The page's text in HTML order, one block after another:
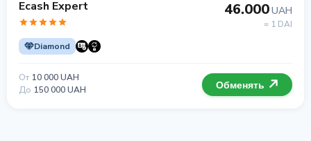
Ecash Expert
Diamond
46.000UAH
= 1 DAI
От 10 000 UAH
До 150 000 UAH Обменять